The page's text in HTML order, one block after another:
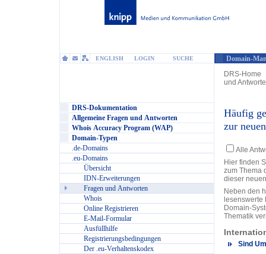
ENGLISH LOGIN SUCHE
Domain-
DRS-Home
und
DRS-Dokumentation
Allgemeine Fragen und Antworten
Whois Accuracy Program (WAP)
Domain-Typen
.de-Domains
.eu-Domains
Übersicht
IDN-Erweiterungen
Fragen und Antworten
Whois
Online Registrieren
E-Mail-Formular
Ausfüllhilfe
Registrierungsbedingungen
Der .eu-Verhaltenskodex
Häufig
zur
Alle
Hier finden
zum Thema
dieser
Neben den
Domain-
Thematik
Sind